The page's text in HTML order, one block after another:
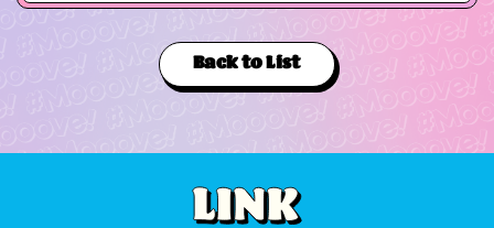
Back to List